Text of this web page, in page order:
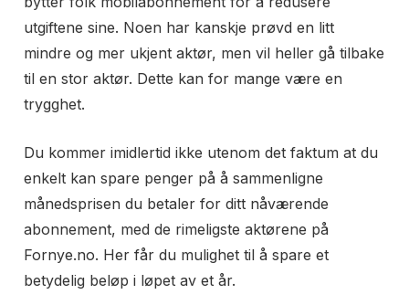
utgiftene sine. Noen har kanskje prøvd en litt
mindre og mer ukjent aktør, men vil heller gå tilbake
til en stor aktør. Dette kan for mange være en
trygghet.
Du kommer imidlertid ikke utenom det faktum at du
enkelt kan spare penger på å sammenligne
månedsprisen du betaler for ditt nåværende
abonnement, med de rimeligste aktørene på
Fornye.no. Her får du mulighet til å spare et
betydelig beløp i løpet av et år.